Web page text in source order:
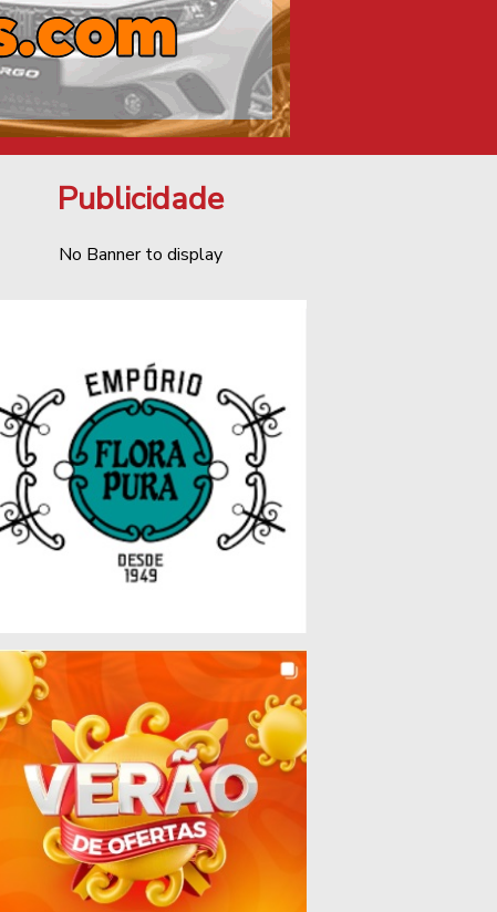
Publicidade
No Banner to display